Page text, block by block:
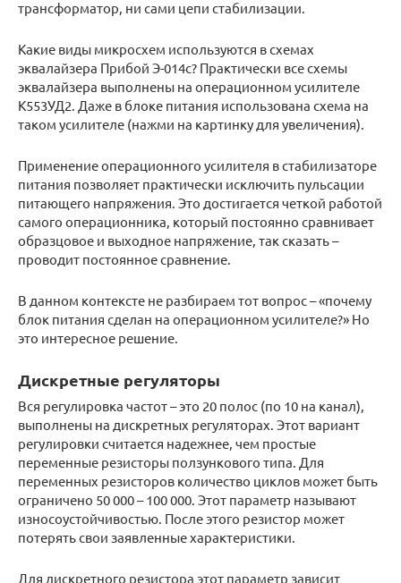
трансформатор, ни сами цепи стабилизации.
Какие виды микросхем используются в схемах
эквалайзера Прибой Э-014с? Практически все схемы
эквалайзера выполнены на операционном усилителе
К553УД2. Даже в блоке питания использована схема на
таком усилителе (нажми на картинку для увеличения).
Применение операционного усилителя в стабилизаторе
питания позволяет практически исключить пульсации
питающего напряжения. Это достигается четкой работой
самого операционника, который постоянно сравнивает
образцовое и выходное напряжение, так сказать –
проводит постоянное сравнение.
В данном контексте не разбираем тот вопрос – «почему
блок питания сделан на операционном усилителе?» Но
это интересное решение.
Дискретные регуляторы
Вся регулировка частот – это 20 полос (по 10 на канал),
выполнены на дискретных регуляторах. Этот вариант
регулировки считается надежнее, чем простые
переменные резисторы ползункового типа. Для
переменных резисторов количество циклов может быть
ограничено 50 000 – 100 000. Этот параметр называют
износоустойчивостью. После этого резистор может
потерять свои заявленные характеристики.
Для дискретного резистора этот параметр зависит